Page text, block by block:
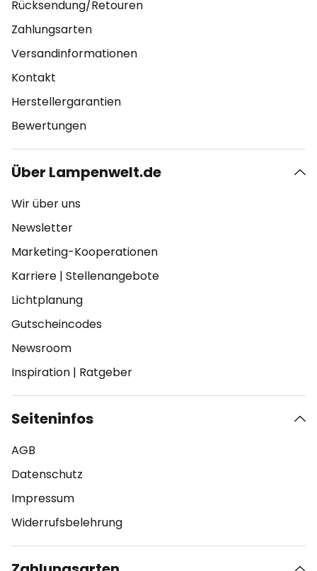
Rücksendung/Retouren
Zahlungsarten
Versandinformationen
Kontakt
Herstellergarantien
Bewertungen
Über Lampenwelt.de
Wir über uns
Newsletter
Marketing-Kooperationen
Karriere | Stellenangebote
Lichtplanung
Gutscheincodes
Newsroom
Inspiration | Ratgeber
Seiteninfos
AGB
Datenschutz
Impressum
Widerrufsbelehrung